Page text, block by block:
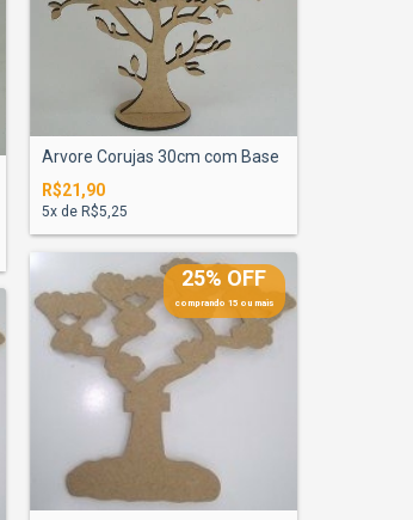
Arvore Corujas 30cm com Base
R$21,90
5x de R$5,25
25% OFF
comprando 15 ou mais